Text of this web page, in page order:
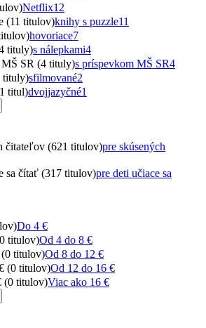
Netflix12
(11 titulov)knihy s puzzle11
hovoriace7
tituly)s nálepkami4
SR (4 tituly)s príspevkom MŠ SR4
tituly)sfilmované2
titul)dvojjazyčné1
čitateľov (621 titulov)pre skúsených
sa čítať (317 titulov)pre deti učiace sa
Do 4 €
titulov)Od 4 do 8 €
titulov)Od 8 do 12 €
(0 titulov)Od 12 do 16 €
(0 titulov)Viac ako 16 €